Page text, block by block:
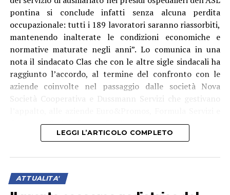
Dal 10 al 24 agosto, tutti i giorni dalle 9 alle 12 e dalle
15 alle 17, nei locali della Casa della Comunità di Borgo
Sabotino, sarà dunque operativo un presidio sanitario
destinato a fornire assistenza ambulatoriale ai cittadini
e ai numerosi turisti presenti sul litorale.
estivo – aggiunge ancora il consigliere comunale di Noi
Moderati, Emiliano Licata – ma significa offrire un punto
di riferimento sanitario a chi, fino ad oggi, per una
rivolgersi ai medici di medicina generale del borgo, a cui
va il nostro ringraziamento per il grande lavoro svolto
pontina si conclude infatti senza alcuna perdita
occupazionale: tutti i 189 lavoratori saranno riassorbiti,
mantenendo inalterate le condizioni economiche e
normative maturate negli anni”. Lo comunica in una
nota il sindacato Clas che con le altre sigle sindacali ha
raggiunto l’accordo, al termine del confronto con le
aziende coinvolte nel passaggio dalle società Nova
Società Cooperativa e Dussmann Servizi che gestivano
Consorzio Stabile Bacnet Facility.
LEGGI L’ARTICOLO COMPLETO
ATTUALITA'